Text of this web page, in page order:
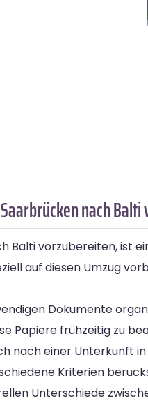
nach Balti
Balti vorzubereiten, ist
auf diesen Umzug
Dokumente
Papiere frühzeitig zu
nach einer Unterkunft
Kriterien
Unterschiede